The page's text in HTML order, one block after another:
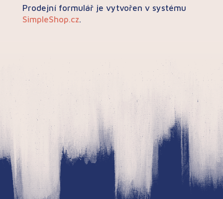
Prodejní formulář je vytvořen v systému
SimpleShop.cz.